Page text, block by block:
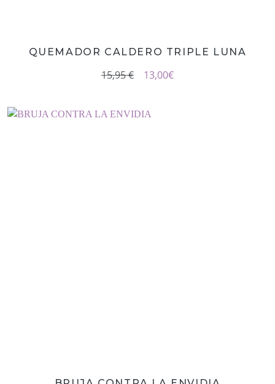
QUEMADOR CALDERO TRIPLE LUNA
15,95 € 13,00€